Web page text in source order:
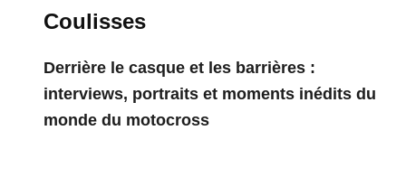
Coulisses
Derrière le casque et les barrières :
interviews, portraits et moments inédits du
monde du motocross